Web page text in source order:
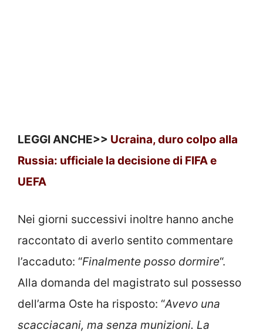
LEGGI ANCHE>> Ucraina, duro colpo alla
Russia: ufficiale la decisione di FIFA e
UEFA
Nei giorni successivi inoltre hanno anche
raccontato di averlo sentito commentare
l’accaduto: “Finalmente posso dormire“.
Alla domanda del magistrato sul possesso
dell’arma Oste ha risposto: “Avevo una
scacciacani, ma senza munizioni. La